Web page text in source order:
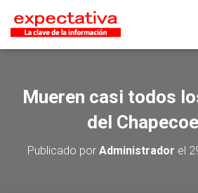
Mueren casi todos
del
Publicado por Administrador el